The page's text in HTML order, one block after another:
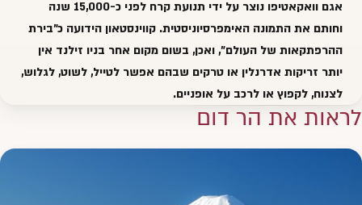
אגם וואקאטיפו נוצר על ידי תנועת קרח לפני כ-15,000 שנה
וחותם את התמונה האימפרסיוניסטית.קווינסטאון הידועה כ"בירת
ההרפתקאות של העולם", ואכן, בשום מקום אחר בניו זילנד אין
יותר זריקות אדרנלין או טרקים שבהם אפשר לטייל, לשוט, לגלוש,
לצנוח, לקפוץ או לרכב על אופניים.
לראות את הר דום